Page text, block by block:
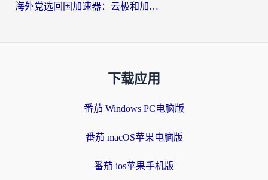
海外党选回国加速器：云极和加速喵哪个好？附3款热门工具实测对比
下载应用
番茄 Windows PC电脑版
番茄 macOS苹果电脑版
番茄 ios苹果手机版